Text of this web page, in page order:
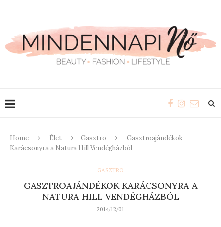
Home Élet Gasztro
Gasztroajándékok
Karácsonyra a Natura Hill Vendégházból
GASZTRO
GASZTROAJÁNDÉKOK KARÁCSONYRA A
NATURA HILL VENDÉGHÁZBÓL
2014/12/01